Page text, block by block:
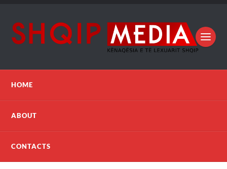
HOME
ABOUT
CONTACTS